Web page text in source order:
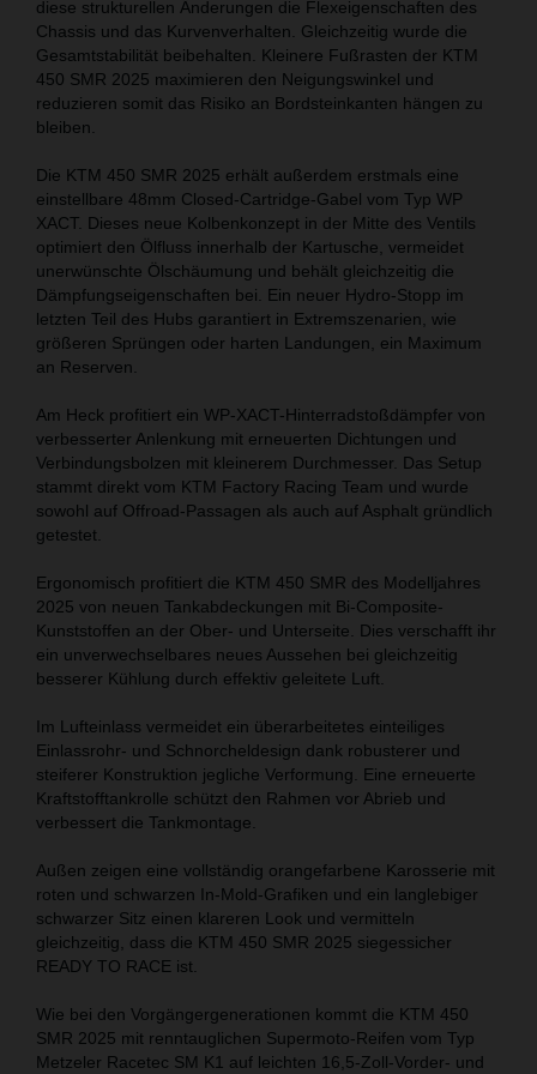
diese strukturellen Änderungen die Flexeigenschaften des
Chassis und das Kurvenverhalten. Gleichzeitig wurde die
Gesamtstabilität beibehalten. Kleinere Fußrasten der KTM
450 SMR 2025 maximieren den Neigungswinkel und
reduzieren somit das Risiko an Bordsteinkanten hängen zu
bleiben.
Die KTM 450 SMR 2025 erhält außerdem erstmals eine
einstellbare 48mm Closed-Cartridge-Gabel vom Typ WP
XACT. Dieses neue Kolbenkonzept in der Mitte des Ventils
optimiert den Ölfluss innerhalb der Kartusche, vermeidet
unerwünschte Ölschäumung und behält gleichzeitig die
Dämpfungseigenschaften bei. Ein neuer Hydro-Stopp im
letzten Teil des Hubs garantiert in Extremszenarien, wie
größeren Sprüngen oder harten Landungen, ein Maximum
an Reserven.
Am Heck profitiert ein WP-XACT-Hinterradstoßdämpfer von
verbesserter Anlenkung mit erneuerten Dichtungen und
Verbindungsbolzen mit kleinerem Durchmesser. Das Setup
stammt direkt vom KTM Factory Racing Team und wurde
sowohl auf Offroad-Passagen als auch auf Asphalt gründlich
getestet.
Ergonomisch profitiert die KTM 450 SMR des Modelljahres
2025 von neuen Tankabdeckungen mit Bi-Composite-
Kunststoffen an der Ober- und Unterseite. Dies verschafft ihr
ein unverwechselbares neues Aussehen bei gleichzeitig
besserer Kühlung durch effektiv geleitete Luft.
Im Lufteinlass vermeidet ein überarbeitetes einteiliges
Einlassrohr- und Schnorcheldesign dank robusterer und
steiferer Konstruktion jegliche Verformung. Eine erneuerte
Kraftstofftankrolle schützt den Rahmen vor Abrieb und
verbessert die Tankmontage.
Außen zeigen eine vollständig orangefarbene Karosserie mit
roten und schwarzen In-Mold-Grafiken und ein langlebiger
schwarzer Sitz einen klareren Look und vermitteln
gleichzeitig, dass die KTM 450 SMR 2025 siegessicher
READY TO RACE ist.
Wie bei den Vorgängergenerationen kommt die KTM 450
SMR 2025 mit renntauglichen Supermoto-Reifen vom Typ
Metzeler Racetec SM K1 auf leichten 16,5-Zoll-Vorder- und